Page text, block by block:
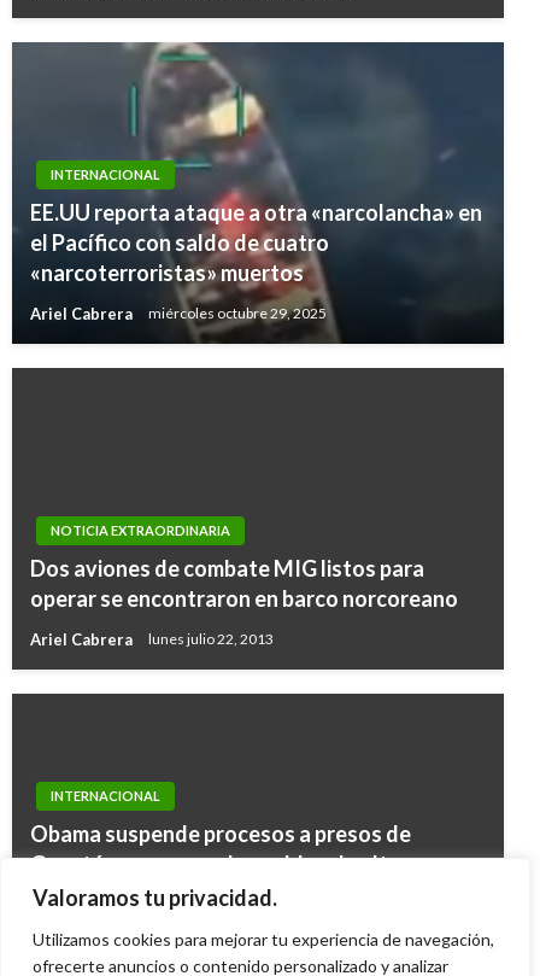
Valoramos tu privacidad.
Utilizamos cookies para mejorar tu experiencia de navegación,
ofrecerte anuncios o contenido personalizado y analizar
INTERNACIONAL
EE.UU reporta ataque a otra «narcolancha» en
el Pacífico con saldo de cuatro
«narcoterroristas» muertos
Ariel Cabrera miércoles octubre 29, 2025
NOTICIA EXTRAORDINARIA
Dos aviones de combate MIG listos para
operar se encontraron en barco norcoreano
Ariel Cabrera lunes julio 22, 2013
INTERNACIONAL
Obama suspende procesos a presos de
Guantánamo, congela sueldos de altos
funcionarios y pone freno a tráfico de
Ariel Cabrera miércoles enero 21, 2009